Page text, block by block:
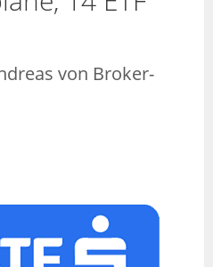
von Broker-